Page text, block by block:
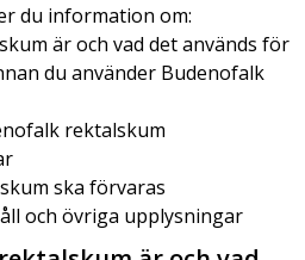
du information om:
är och vad det används för
du använder Budenofalk
rektalskum
ska förvaras
och övriga upplysningar